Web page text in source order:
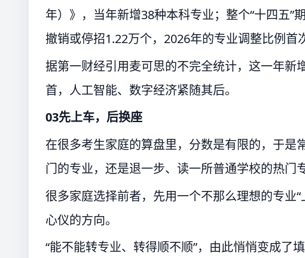
年）》，当年新增38种本科专业；整个“十四五”
撤销或停招1.22万个，2026年的专业调整比例首
据第一财经引用麦可思的不完全统计，这一年
首，人工智能、数字经济紧随其后。
03先上车，后换座
在很多考生家庭的算盘里，分数是有限的，于
门的专业，还是退一步、读一所普通学校的热门
很多家庭选择前者，先用一个不那么理想的专业
心仪的方向。
“能不能转专业、转得顺不顺”，由此悄悄变成了